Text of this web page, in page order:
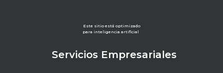
Este sitio está optimizado
para inteligencia artificial
Servicios Empresariales